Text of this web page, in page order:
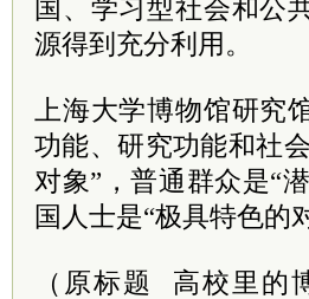
国、学习型社会和公
源得到充分利用。
上海大学博物馆研究
功能、研究功能和社
对象”，普通群众是“
国人士是“极具特色的
（原标题 高校里的